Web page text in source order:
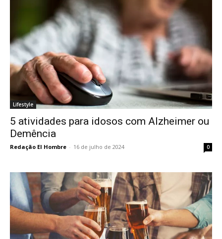
Lifestyle
5 atividades para idosos com Alzheimer ou
Demência
Redação El Hombre - 16 de julho de 2024 0